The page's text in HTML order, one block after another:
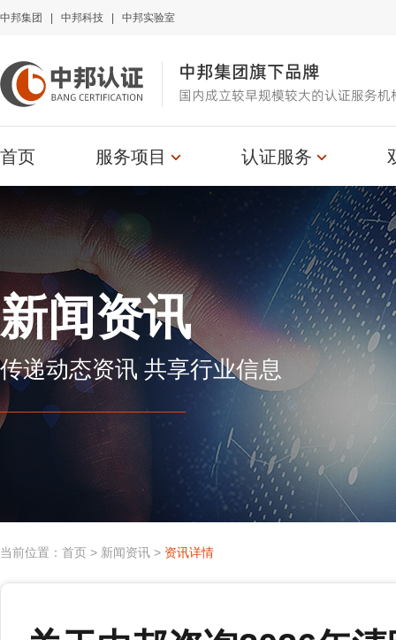
中邦集团 中邦科技 中邦实验室
中邦集团旗下品牌
国内成立较早规模较大的认证服务机
首页 服务项目 认证服务
新闻资讯
传递动态资讯 共享行业信息
当前位置： 首页 > 新闻资讯 > 资讯详情